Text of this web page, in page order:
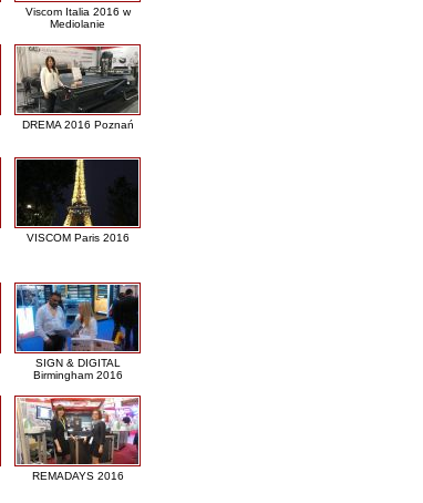
Viscom Italia 2016 w
Mediolanie
DREMA 2016 Poznań
VISCOM Paris 2016
SIGN & DIGITAL
Birmingham 2016
REMADAYS 2016